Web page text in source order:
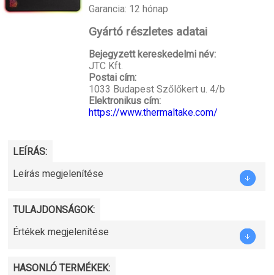
Garancia: 12 hónap
Gyártó részletes adatai
Bejegyzett kereskedelmi név:
JTC Kft.
Postai cím:
1033 Budapest Szőlőkert u. 4/b
Elektronikus cím:
https://www.thermaltake.com/
LEÍRÁS:
Leírás megjelenítése
TULAJDONSÁGOK:
Értékek megjelenítése
HASONLÓ TERMÉKEK: